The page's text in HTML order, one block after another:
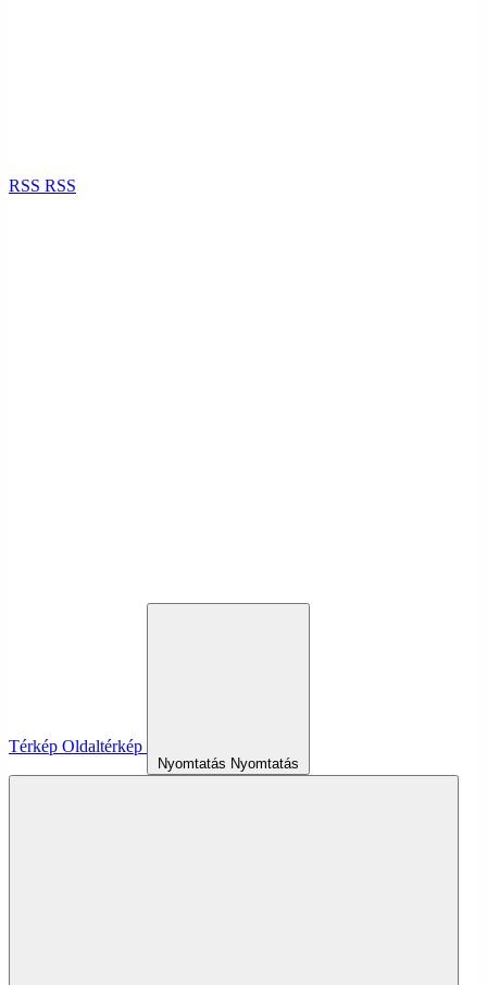
RSS RSS
Térkép Oldaltérkép
Nyomtatás Nyomtatás